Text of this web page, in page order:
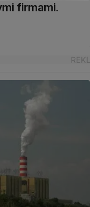
firmami.